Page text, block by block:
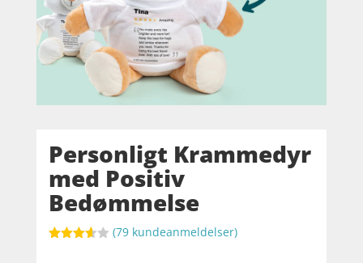
Personligt Krammedyr
med Positiv
Bedømmelse
(79 kundeanmeldelser)